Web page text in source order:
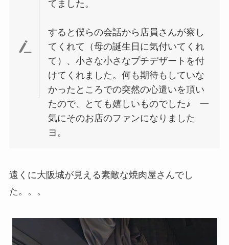
てました。
すると僕らの会話から店員さんが察し
てくれて（母の誕生日に気付いてくれ
て）、小さな小さなプチデザートを付
けてくれました。何も期待もしていな
かったところでの突然の心遣いを頂い
たので、とても嬉しいものでした♪ 一
気にそのお店のファンになりました
ヨ。
遠くに大阪城が見える素敵な焼肉屋さんでし
た。。。